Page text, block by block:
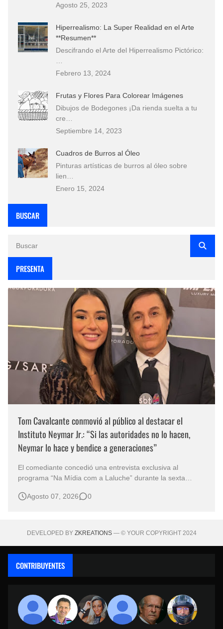
Agosto 25, 2023
Hiperrealismo: La Super Realidad en el Arte
**Resumen**
Descifrando el Arte del Hiperrealismo Pictórico:
Febrero 13, 2024
Frutas y Flores Para Colorear Imágenes
Dibujos de Bodegones ¡Da rienda suelta a tu
cre…
Septiembre 14, 2023
Cuadros de Burros al Óleo
Pinturas artísticas de burros al óleo sobre
lien…
Enero 15, 2024
BUSCAR
PRESENTA
Tom Cavalcante conmovió al público al destacar el
Instituto Neymar Jr.: “Si las autoridades no lo hacen,
Neymar lo hace y bendice a generaciones”
El comediante concedió una entrevista exclusiva al
programa “Na Mídia com a Laluche” durante la sexta
eventos benéficos más importantes de Brasil. En medio del
Agosto 07, 2026 0
DEVELOPED BY ZKREATIONS— © YOUR COPYRIGHT 2024
CONTRIBUYENTES